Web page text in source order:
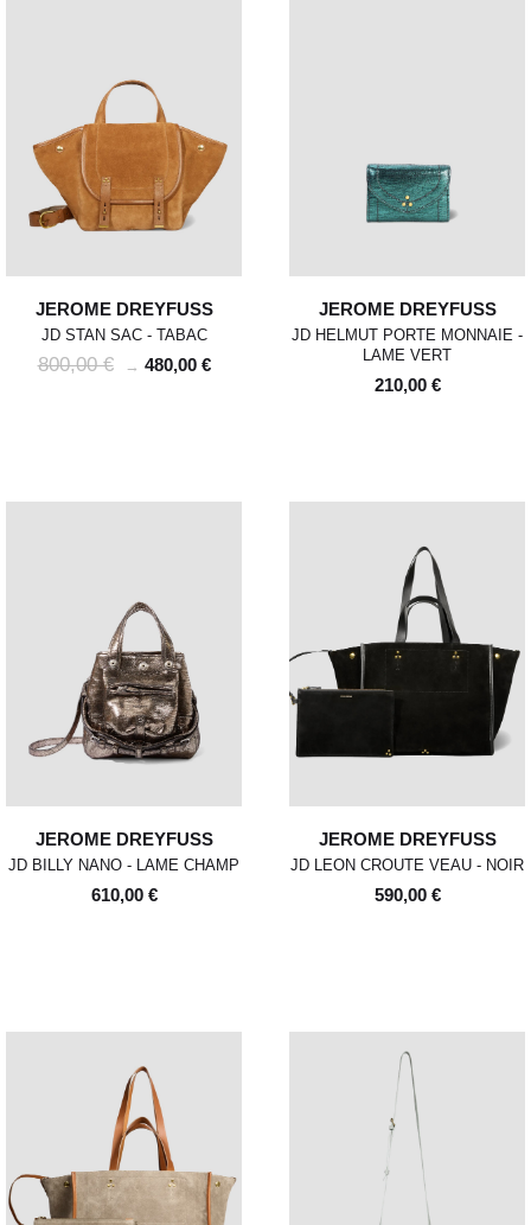
JEROME DREYFUSS
JD STAN SAC - TABAC
800,00 € → 480,00 €
JEROME DREYFUSS
JD HELMUT PORTE MONNAIE -
LAME VERT
210,00 €
JEROME DREYFUSS
JD BILLY NANO - LAME CHAMP
610,00 €
JEROME DREYFUSS
JD LEON CROUTE VEAU - NOIR
590,00 €
POUR TOUT RENSEIGNEMENT / CUSTOMER
SERVICE
Pour chaque commande passée avant 12h,
du lundi au vendredi, nous expédions votre
00
Standard XS